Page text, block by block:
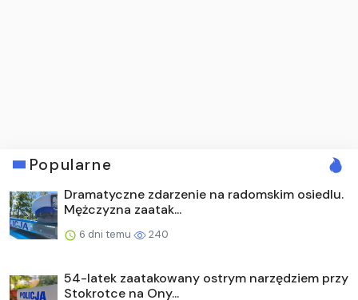
Popularne
Dramatyczne zdarzenie na radomskim osiedlu.
Mężczyzna zaatak...
6 dni temu 240
54-latek zaatakowany ostrym narzędziem przy
Stokrotce na Ony...